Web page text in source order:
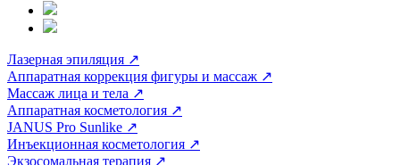
Лазерная эпиляция ↗
Аппаратная коррекция фигуры и массаж ↗
Массаж лица и тела ↗
Аппаратная косметология ↗
JANUS Pro Sunlike ↗
Инъекционная косметология ↗
Экзосомальная терапия ↗